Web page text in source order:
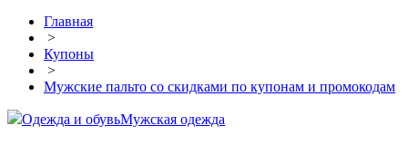
Главная
>
Купоны
>
Мужские пальто со скидками по купонам и промокодам
Одежда и обувьМужская одежда